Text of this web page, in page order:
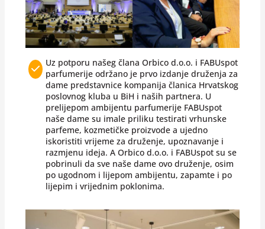
Uz potporu našeg člana Orbico d.o.o. i FABUspot
parfumerije održano je prvo izdanje druženja za
dame predstavnice kompanija članica Hrvatskog
poslovnog kluba u BiH i naših partnera. U
prelijepom ambijentu parfumerije FABUspot
naše dame su imale priliku testirati vrhunske
parfeme, kozmetičke proizvode a ujedno
iskoristiti vrijeme za druženje, upoznavanje i
razmjenu ideja. A Orbico d.o.o. i FABUspot su se
pobrinuli da sve naše dame ovo druženje, osim
po ugodnom i lijepom ambijentu, zapamte i po
lijepim i vrijednim poklonima.